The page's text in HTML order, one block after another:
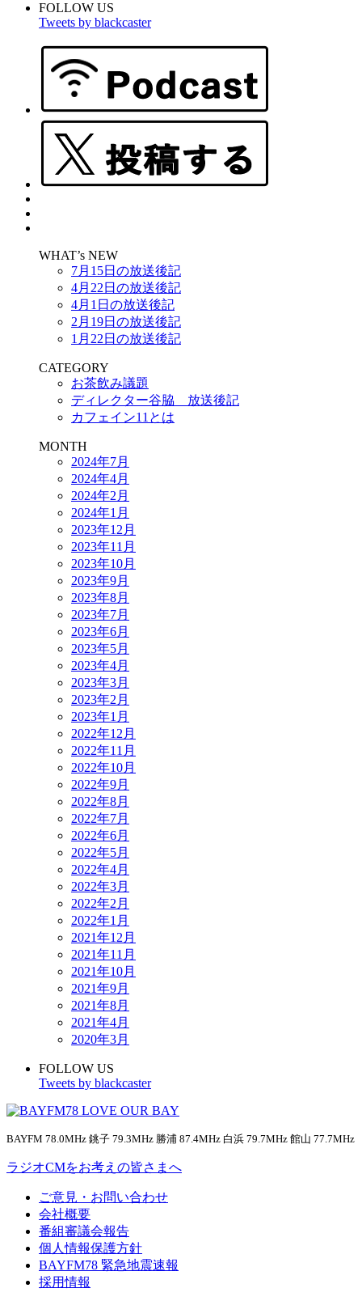
FOLLOW US
Tweets by blackcaster
WHAT’s NEW
7月15日の放送後記
4月22日の放送後記
4月1日の放送後記
2月19日の放送後記
1月22日の放送後記
CATEGORY
お茶飲み議題
ディレクター谷脇 放送後記
カフェイン11とは
MONTH
2024年7月
2024年4月
2024年2月
2024年1月
2023年12月
2023年11月
2023年10月
2023年9月
2023年8月
2023年7月
2023年6月
2023年5月
2023年4月
2023年3月
2023年2月
2023年1月
2022年12月
2022年11月
2022年10月
2022年9月
2022年8月
2022年7月
2022年6月
2022年5月
2022年4月
2022年3月
2022年2月
2022年1月
2021年12月
2021年11月
2021年10月
2021年9月
2021年8月
2021年4月
2020年3月
FOLLOW US
Tweets by blackcaster
BAYFM 78.0MHz 銚子 79.3MHz 勝浦 87.4MHz 白浜 79.7MHz 館山 77.7MHz
ラジオCMをお考えの皆さまへ
ご意見・お問い合わせ
会社概要
番組審議会報告
個人情報保護方針
BAYFM78 緊急地震速報
採用情報